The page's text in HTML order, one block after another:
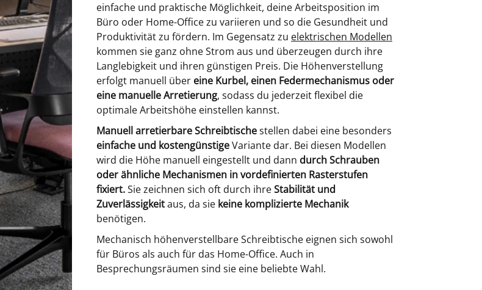
einfache und praktische Möglichkeit, deine Arbeitsposition im
Büro oder Home-Office zu variieren und so die Gesundheit und
Produktivität zu fördern. Im Gegensatz zu elektrischen Modellen
kommen sie ganz ohne Strom aus und überzeugen durch ihre
Langlebigkeit und ihren günstigen Preis. Die Höhenverstellung
erfolgt manuell über eine Kurbel, einen Federmechanismus oder
eine manuelle Arretierung, sodass du jederzeit flexibel die
optimale Arbeitshöhe einstellen kannst.
Manuell arretierbare Schreibtischestellen dabei eine besonders
einfache und kostengünstigeVariante dar. Bei diesen Modellen
wird die Höhe manuell eingestellt und dann durch Schrauben
oder ähnliche Mechanismen in vordefinierten Rasterstufen
fixiert.Sie zeichnen sich oft durch ihreStabilität und
Zuverlässigkeitaus, da sie keine komplizierte Mechanik
benötigen.
Mechanisch höhenverstellbare Schreibtische eignen sich sowohl
für Büros als auch für das Home-Office. Auch in
Besprechungsräumen sind sie eine beliebte Wahl.